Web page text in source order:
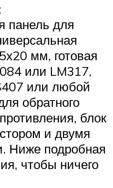
панель для
мм, готовая
или LM317,
или любой
обратного
блок
и двумя
Ниже подробная
чтобы ничего